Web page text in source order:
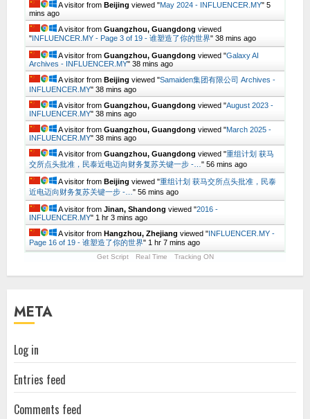
A visitor from Beijing viewed "May 2024 - INFLUENCER.MY" 5
mins ago
A visitor from Guangzhou, Guangdong viewed
"INFLUENCER.MY - Page 3 of 19 - 谁塑造了你的世界" 38 mins ago
A visitor from Guangzhou, Guangdong viewed "Galaxy AI
Archives - INFLUENCER.MY" 38 mins ago
A visitor from Beijing viewed "Samaiden集团有限公司 Archives -
INFLUENCER.MY" 38 mins ago
A visitor from Guangzhou, Guangdong viewed "August 2023 -
INFLUENCER.MY" 38 mins ago
A visitor from Guangzhou, Guangdong viewed "March 2025 -
INFLUENCER.MY" 38 mins ago
A visitor from Guangzhou, Guangdong viewed "重组计划 获马
交所点头批准，民泰近电迈向财务复苏关键一步 -… " 56 mins ago
A visitor from Beijing viewed "重组计划 获马交所点头批准，民泰
近电迈向财务复苏关键一步 -… " 56 mins ago
A visitor from Jinan, Shandong viewed "2016 -
INFLUENCER.MY" 1 hr 3 mins ago
A visitor from Hangzhou, Zhejiang viewed "INFLUENCER.MY -
Page 16 of 19 - 谁塑造了你的世界" 1 hr 7 mins ago
Get Script Real Time Tracking ON
META
Log in
Entries feed
Comments feed